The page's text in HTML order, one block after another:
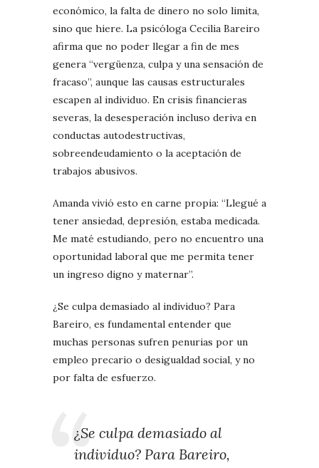
económico, la falta de dinero no solo limita,
sino que hiere. La psicóloga Cecilia Bareiro
afirma que no poder llegar a fin de mes
genera “vergüenza, culpa y una sensación de
fracaso”, aunque las causas estructurales
escapen al individuo. En crisis financieras
severas, la desesperación incluso deriva en
conductas autodestructivas,
sobreendeudamiento o la aceptación de
trabajos abusivos.
Amanda vivió esto en carne propia: “Llegué a
tener ansiedad, depresión, estaba medicada.
Me maté estudiando, pero no encuentro una
oportunidad laboral que me permita tener
un ingreso digno y maternar”.
¿Se culpa demasiado al individuo? Para
Bareiro, es fundamental entender que
muchas personas sufren penurias por un
empleo precario o desigualdad social, y no
por falta de esfuerzo.
¿Se culpa demasiado al
individuo? Para Bareiro,